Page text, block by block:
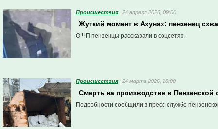
Проиcшествия 24 апреля 2026, 09:00
Жуткий момент в Ахунах: пензенец
О ЧП пензенцы рассказали в соцсетях.
Проиcшествия 24 марта 2026, 18:00
Смерть на производстве в Пензенской
Подробности сообщили в пресс-службе